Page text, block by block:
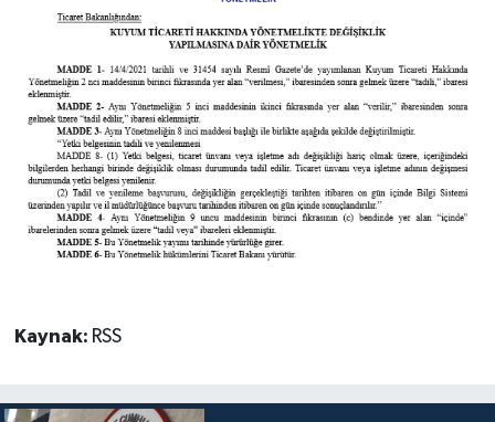
Kaynak: RSS